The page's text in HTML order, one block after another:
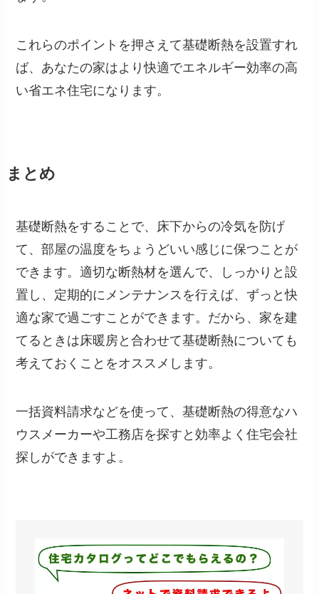
これらのポイントを押さえて基礎断熱を設置すれ
ば、あなたの家はより快適でエネルギー効率の高
い省エネ住宅になります。
まとめ
基礎断熱をすることで、床下からの冷気を防げ
て、部屋の温度をちょうどいい感じに保つことが
できます。適切な断熱材を選んで、しっかりと設
置し、定期的にメンテナンスを行えば、ずっと快
適な家で過ごすことができます。だから、家を建
てるときは床暖房と合わせて基礎断熱についても
考えておくことをオススメします。
一括資料請求などを使って、基礎断熱の得意なハ
ウスメーカーや工務店を探すと効率よく住宅会社
探しができますよ。